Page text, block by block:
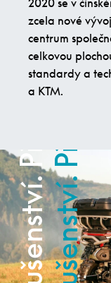
zcela nové
centrum
celkovou
standardy a
a KTM.
Příslušenství. Příslušenství.Příslušenství. Příslušenství.